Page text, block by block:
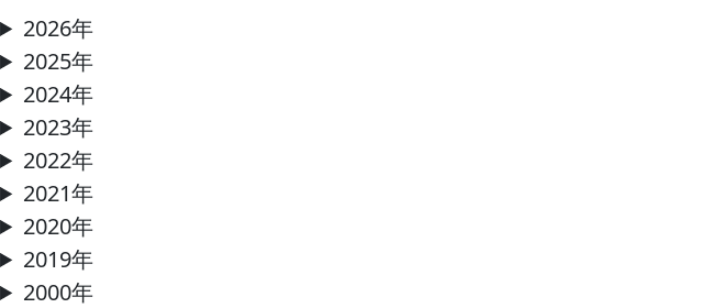
2026年
2025年
2024年
2023年
2022年
2021年
2020年
2019年
2000年